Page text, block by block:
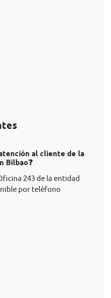
al cliente de la
Bilbao❓
243 de la entidad
por teléfono